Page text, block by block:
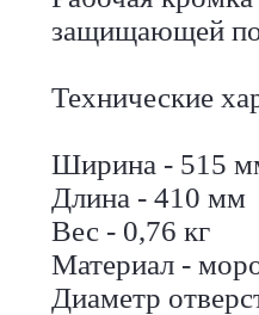
защищающей
Технические
Ширина - 515
Длина - 410 мм
Вес - 0,76 кг
Материал -
Диаметр